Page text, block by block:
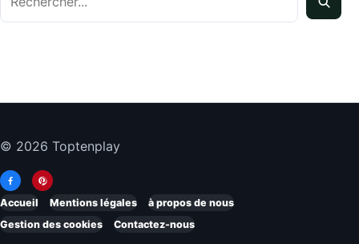
© 2026 Toptenplay
Accueil Mentions légales
à propos de nous
Gestion des cookies
Contactez-nous